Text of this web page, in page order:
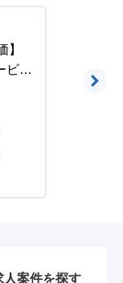
】
ビス
人案件を探す